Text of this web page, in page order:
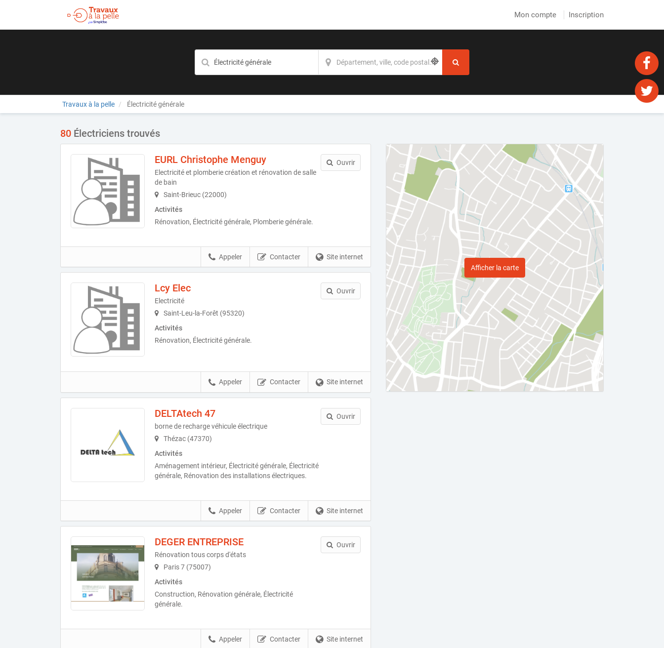
Mon compte Inscription
Travaux à la pelle Électricité générale
80 Électriciens trouvés
EURL Christophe Menguy
Electricité et plomberie création et rénovation de salle
de bain
Saint-Brieuc (22000)
Activités
Rénovation, Électricité générale, Plomberie générale.
Ouvrir
Site internet
Contacter
Appeler
Lcy Elec
Electricité
Saint-Leu-la-Forêt (95320)
Activités
Rénovation, Électricité générale.
Ouvrir
Site internet
Contacter
Appeler
DELTAtech 47
borne de recharge véhicule électrique
Thézac (47370)
Activités
Aménagement intérieur, Électricité générale, Électricité
générale, Rénovation des installations électriques.
Ouvrir
Site internet
Contacter
Appeler
DEGER ENTREPRISE
Rénovation tous corps d'états
Paris 7 (75007)
Activités
Construction, Rénovation générale, Électricité
générale.
Ouvrir
Site internet
Contacter
Appeler
Afficher la carte